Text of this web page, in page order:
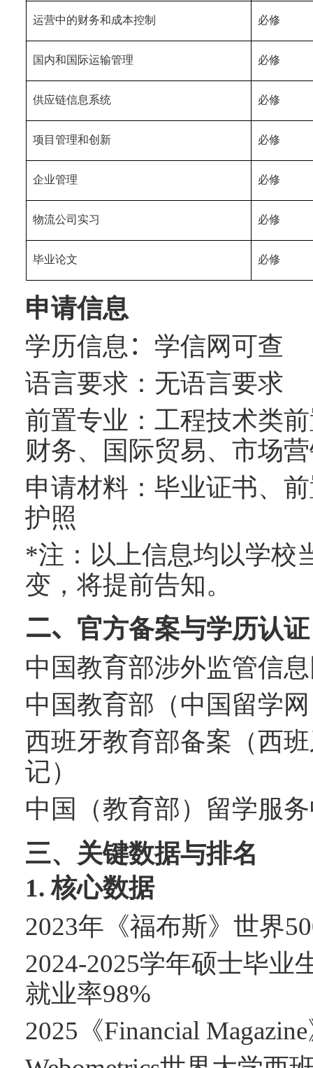
运营中的财务和成本控制 必修
国内和国际运输管理 必修
供应链信息系统 必修
项目管理和创新 必修
企业管理 必修
物流公司实习 必修
毕业论文 必修
申请信息
学历信息 ： 学信网可查
语言要求：无语言要求
前置专业：工程技术类
财务、国际贸易、市场
申请材料：毕业证书、
护照
*注：以上信息均以学校
变，将提前告知。
二、 官方备案与学历认证
中国教育部涉外监管信
中国教育部（中国留学
西班牙教育部备案（西
记）
中国（教育部）留学服
三、关键数据与排名
1.核心数据
2023年《福布斯》世界
2024-2025学年硕士毕业
就业率98%
2025 《Financial Magazine